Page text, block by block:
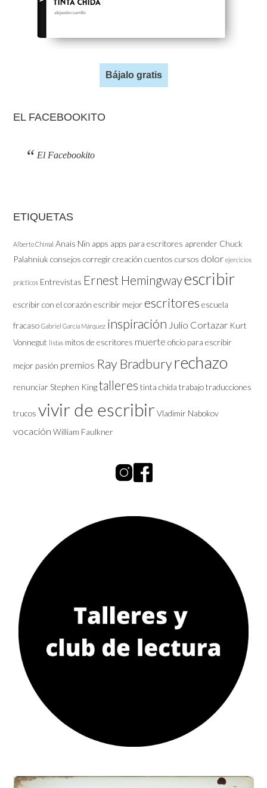
Bájalo gratis
EL FACEBOOKITO
El Facebookito
ETIQUETAS
Alberto Chimal Anais Nïn apps apps para escritores aprender Chuck
Palahniuk consejos corregircreación cuentos cursos dolor ejercicios
prácticos Entrevistas Ernest Hemingwayescribir
escribir con el corazón escribir mejor escritores escuela
fracaso Gabriel García Márquez inspiración Julio Cortazar Kurt
Vonnegut listas mitos de escritores muerte oficio para escribir
mejor pasión premios Ray Bradburyrechazo
renunciar Stephen Kingtalleres tinta chida trabajotraducciones
trucos vivir de escribirVladimir Nabokov
vocación William Faulkner